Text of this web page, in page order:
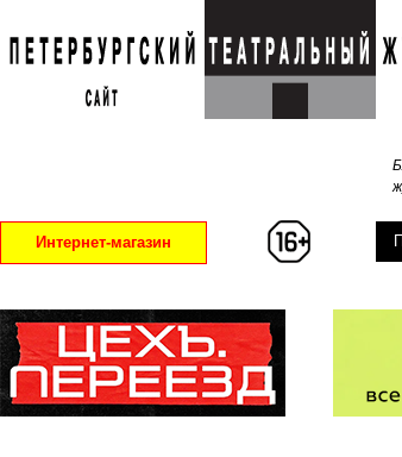
Интернет-магазин